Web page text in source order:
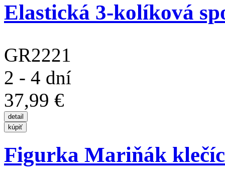
Elastická 3-kolíková
GR2221
2 - 4 dní
37,99 €
Figurka Mariňák